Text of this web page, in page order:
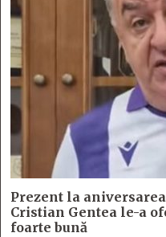
Prezent la
Cristian Gentea le-a
foarte bună